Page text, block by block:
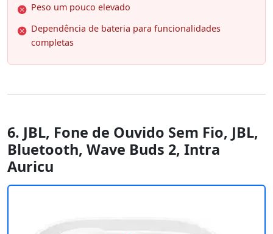
Peso um pouco elevado
Dependência de bateria para funcionalidades
completas
6. JBL, Fone de Ouvido Sem Fio, JBL,
Bluetooth, Wave Buds 2, Intra
Auricu